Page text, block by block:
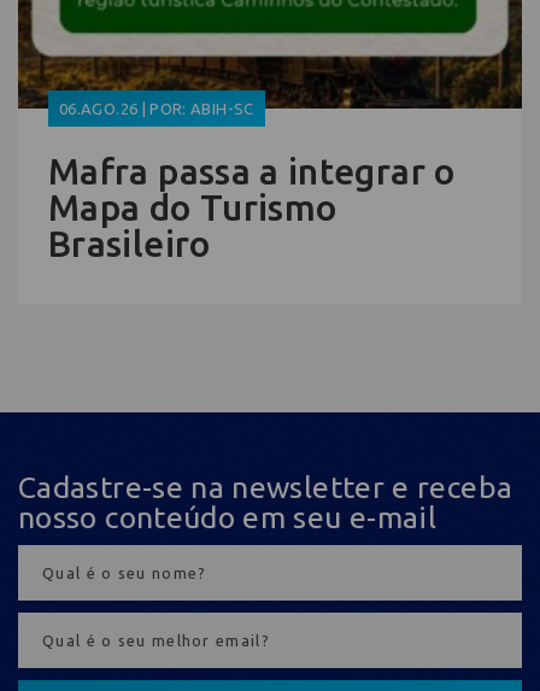
06.AGO.26 | POR: ABIH-SC
Mafra passa a integrar o
Mapa do Turismo
Brasileiro
Cadastre-se na newsletter e receba
nosso conteúdo em seu e-mail